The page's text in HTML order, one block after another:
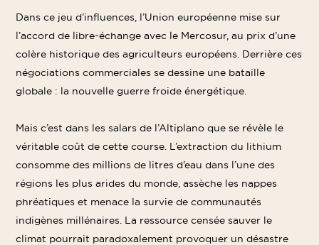
Dans ce jeu d’influences, l’Union européenne mise sur
l’accord de libre-échange avec le Mercosur, au prix d’une
colère historique des agriculteurs européens. Derrière ces
négociations commerciales se dessine une bataille
globale : la nouvelle guerre froide énergétique.
Mais c’est dans les salars de l’Altiplano que se révèle le
véritable coût de cette course. L’extraction du lithium
consomme des millions de litres d’eau dans l’une des
régions les plus arides du monde, assèche les nappes
phréatiques et menace la survie de communautés
indigènes millénaires. La ressource censée sauver le
climat pourrait paradoxalement provoquer un désastre